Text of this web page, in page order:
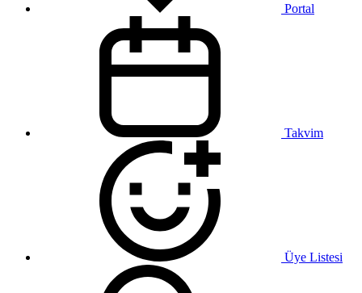
Portal
Takvim
Üye Listesi